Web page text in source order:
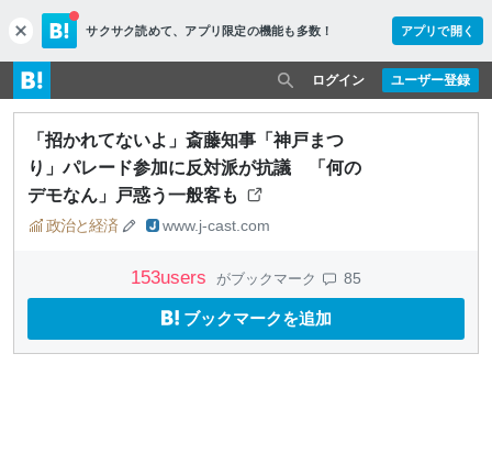
c
l
o
s
e
サクサク読めて、 アプリ限定の機能も多数！ アプリで開く
ユーザー登録
ログイン
「招かれてないよ」斎藤知事「神戸まつ
り」パレード参加に反対派が抗議 「何の
デモなん」戸惑う一般客も
政治と経済 www.j-cast.com
153users がブックマーク 85
ブックマークを追加